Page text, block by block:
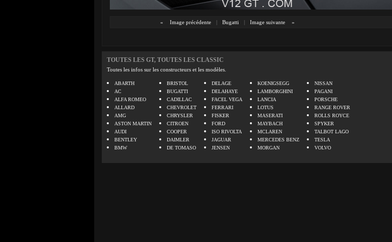
« Image précédente | Bugatti | Image suivante »
TOUTES LES GT, TOUTES LES CLASSIC
Toutes les infos sur les constructeurs et les modèles.
ABARTH
AC
ALFA ROMEO
ALLARD
AMG
ASTON MARTIN
AUDI
BENTLEY
BMW
BRISTOL
BUGATTI
CADILLAC
CHEVROLET
CHRYSLER
CITROEN
COOPER
DAIMLER
DE TOMASO
DELAGE
DELAHAYE
FACEL VEGA
FERRARI
FISKER
FORD
ISO RIVOLTA
JAGUAR
JENSEN
KOENIGSEGG
LAMBORGHINI
LANCIA
LOTUS
MASERATI
MAYBACH
MCLAREN
MERCEDES BENZ
MORGAN
NISSAN
PAGANI
PORSCHE
RANGE ROVER
ROLLS ROYCE
SPYKER
TALBOT LAGO
TESLA
VOLVO